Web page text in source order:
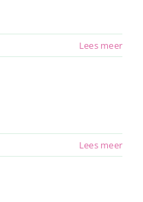
Lees meer
Lees meer